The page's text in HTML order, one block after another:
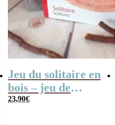
Jeu du solitaire en
bois – jeu de
société (Goki) – ∅
23,90€